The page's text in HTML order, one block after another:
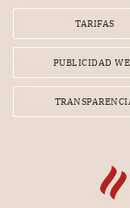
TARIFAS
PUBLICIDAD